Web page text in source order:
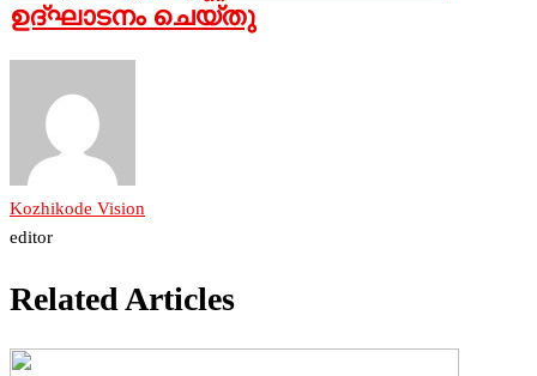
ഉദ്ഘാടനം ചെയ്തു
Kozhikode Vision
editor
Related Articles